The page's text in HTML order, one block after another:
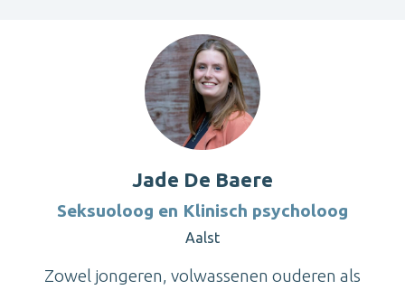
Jade De Baere
Seksuoloog en Klinisch psycholoog
Aalst
Zowel jongeren, volwassenen ouderen als